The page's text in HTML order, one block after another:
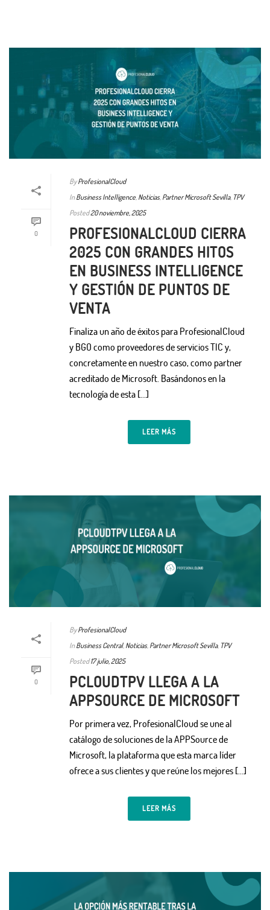
0
By ProfesionalCloud
In Business Intelligence, Noticias, Partner Microsoft Sevilla, TPV
Posted20 noviembre, 2025
PROFESIONALCLOUD CIERRA
2025 CON GRANDES HITOS
EN BUSINESS INTELLIGENCE
Y GESTIÓN DE PUNTOS DE
VENTA
Finaliza un año de éxitos para ProfesionalCloud
y BGO como proveedores de servicios TIC y,
concretamente en nuestro caso, como partner
acreditado de Microsoft. Basándonos en la
tecnología de esta [...]
LEER MÁS
0
By ProfesionalCloud
In Business Central, Noticias, Partner Microsoft Sevilla, TPV
Posted 17 julio, 2025
PCLOUDTPV LLEGA A LA
APPSOURCE DE MICROSOFT
Por primera vez, ProfesionalCloud se une al
catálogo de soluciones de la APPSource de
Microsoft, la plataforma que esta marca líder
ofrece a sus clientes y que reúne los mejores […]
LEER MÁS